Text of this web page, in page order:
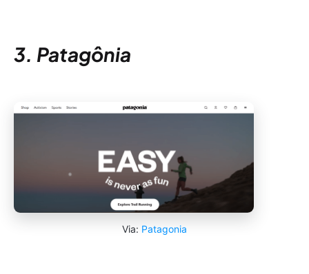
3. Patagônia
Via: Patagonia